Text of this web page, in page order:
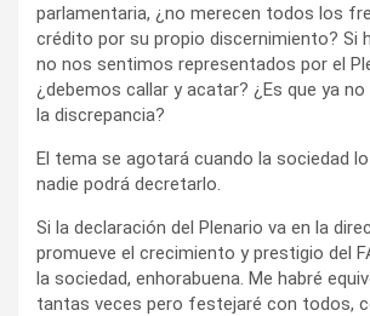
parlamentaria, ¿no merecen todos los
crédito por su propio discernimiento? Si
no nos sentimos representados por el
¿debemos callar y acatar? ¿Es que ya no
la discrepancia?
El tema se agotará cuando la sociedad
nadie podrá decretarlo.
Si la declaración del Plenario va en la
promueve el crecimiento y prestigio del
la sociedad, enhorabuena. Me habré
tantas veces pero festejaré con todos,